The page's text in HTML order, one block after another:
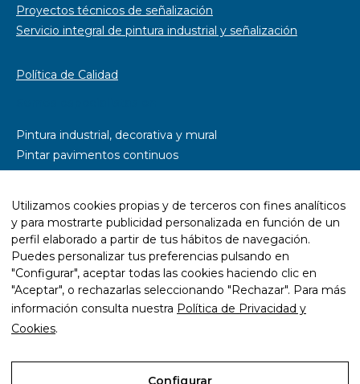
Proyectos técnicos de señalización
Servicio integral de pintura industrial y señalización
Política de Calidad
Pintura industrial, decorativa y mural
Pintar pavimentos continuos
Pintar parkings
Pintar pistas deportivas
Señalética y rotulación
Diseño wayfinding
Trabajos con resina epoxi
Trabajos con pintura ecológica
Mantenimiento y rehabilitación de infraestructuras
Utilizamos cookies propias y de terceros con fines analíticos
y para mostrarte publicidad personalizada en función de un
perfil elaborado a partir de tus hábitos de navegación.
Puedes personalizar tus preferencias pulsando en
"Configurar", aceptar todas las cookies haciendo clic en
"Aceptar", o rechazarlas seleccionando "Rechazar". Para más
información consulta nuestra Política de Privacidad y
Cookies.
Configurar